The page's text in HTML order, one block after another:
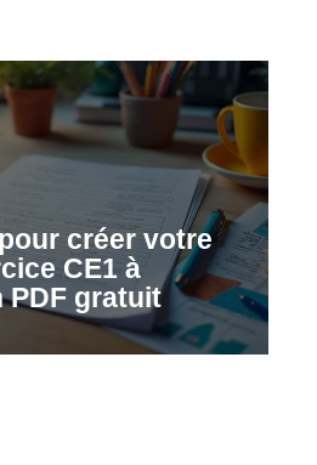
créer votre
CE1 à
PDF gratuit